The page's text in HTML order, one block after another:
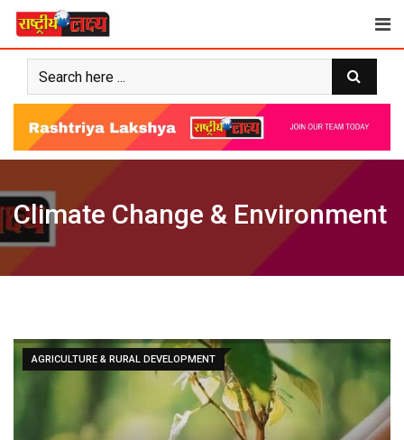
Skip
content
Climate Change & Environment
AGRICULTURE & RURAL DEVELOPMENT